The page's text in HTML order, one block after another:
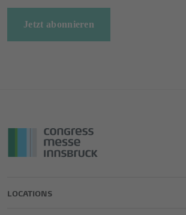
Jetzt abonnieren
LOCATIONS